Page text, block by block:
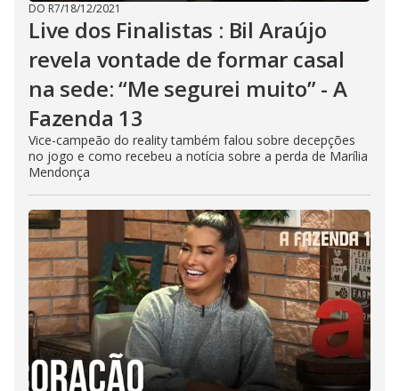
DO R7/18/12/2021
Live dos Finalistas : Bil Araújo
revela vontade de formar casal
na sede: “Me segurei muito” - A
Fazenda 13
Vice-campeão do reality também falou sobre decepções
no jogo e como recebeu a notícia sobre a perda de Marília
Mendonça